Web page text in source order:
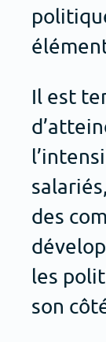
Il est
des
les
son